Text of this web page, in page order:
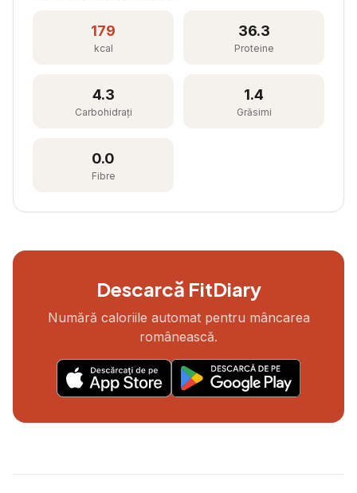
179
kcal
36.3
Proteine
4.3
Carbohidrați
1.4
Grăsimi
0.0
Fibre
Descarcă FitDiary
Numără caloriile automat pentru mâncarea
românească.